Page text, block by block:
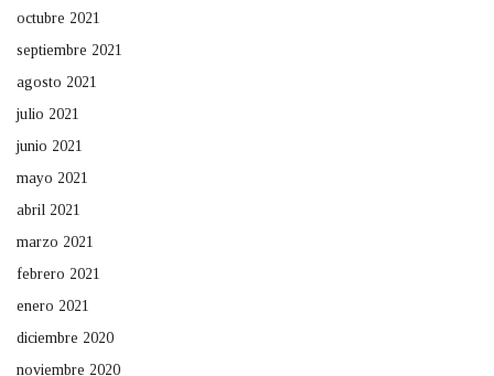
octubre 2021
septiembre 2021
agosto 2021
julio 2021
junio 2021
mayo 2021
abril 2021
marzo 2021
febrero 2021
enero 2021
diciembre 2020
noviembre 2020